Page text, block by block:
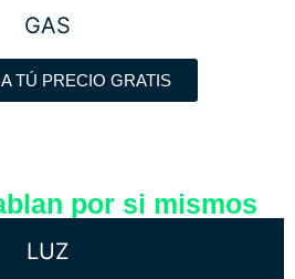
GAS
TÚ PRECIO GRATIS
por si mismos
LUZ